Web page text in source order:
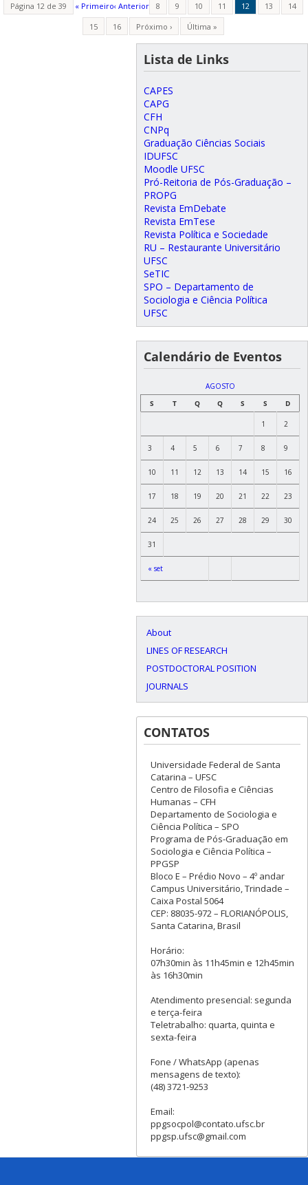
Página 12 de 39 « Primeiro‹ Anterior 8 9 10 11 12 13
14
15
16 Próximo › Última »
Lista de Links
CAPES
CAPG
CFH
CNPq
Graduação Ciências Sociais
IDUFSC
Moodle UFSC
Pró-Reitoria de Pós-Graduação –
PROPG
Revista EmDebate
Revista EmTese
Revista Política e Sociedade
RU – Restaurante Universitário
UFSC
SeTIC
SPO – Departamento de
Sociologia e Ciência Política
UFSC
Calendário de Eventos
AGOSTO
S
T Q Q S S D
« set
1 2
3 4 5 6 7 8 9
10 11 12 13 14 15 16
17 18 19 20 21 22 23
24 25 26 27 28 29 30
31
About
LINES OF RESEARCH
POSTDOCTORAL POSITION
JOURNALS
CONTATOS
Universidade Federal de Santa
Catarina – UFSC
Centro de Filosofia e Ciências
Humanas – CFH
Departamento de Sociologia e
Ciência Política – SPO
Programa de Pós-Graduação em
Sociologia e Ciência Política –
PPGSP
Bloco E – Prédio Novo – 4º andar
Campus Universitário, Trindade –
Caixa Postal 5064
CEP: 88035-972 – FLORIANÓPOLIS,
Santa Catarina, Brasil
Horário:
07h30min às 11h45min e 12h45min
às 16h30min
Atendimento presencial: segunda
e terça-feira
Teletrabalho: quarta, quinta e
sexta-feira
Fone / WhatsApp (apenas
mensagens de texto):
(48) 3721-9253
Email:
ppgsocpol@contato.ufsc.br
ppgsp.ufsc@gmail.com